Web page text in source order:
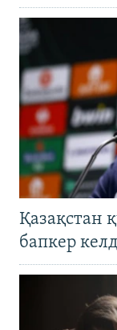
Қазақстан
бапкер